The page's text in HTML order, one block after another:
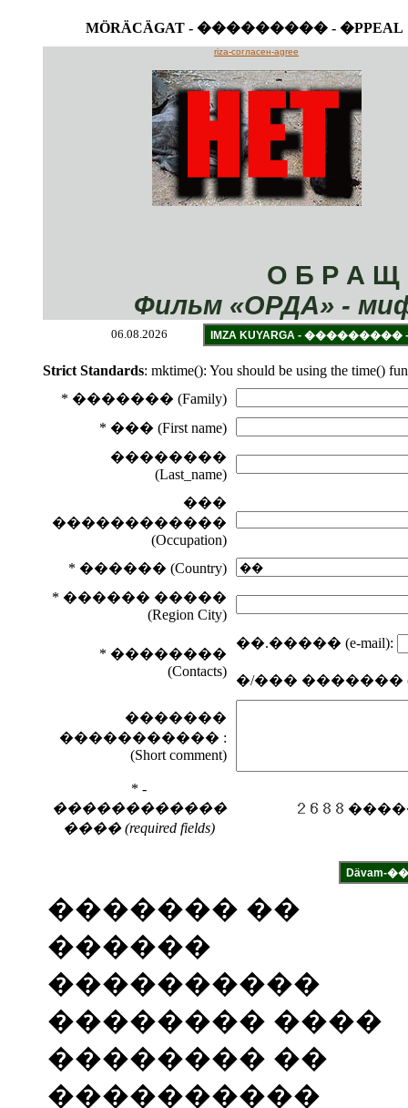
MÖRÄCÄGAT - ��������� - �PPEAL
06.08.2026
Strict Standards: mktime(): You should be using the time()
* ������� (Family)
* ��� (First name)
��������
(Last_name)
���
������������
(Occupation)
* ������ (Country)
* ������ �����
(Region City)
* ��������
(Contacts)
��.����� (e-mail):
�/��� �������
�������
����������� :
(Short comment)
* -
������������
���� (required fields)
������� ��
������
����������
�������� ����
�������� ��
����������